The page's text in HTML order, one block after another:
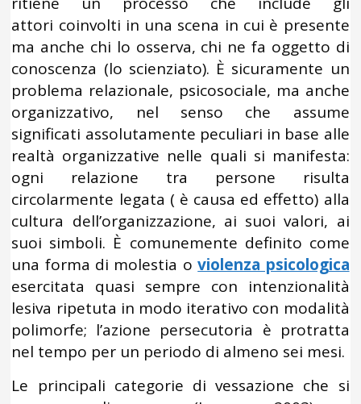
attori coinvolti in una scena in cui è presente
ma anche chi lo osserva, chi ne fa oggetto di
conoscenza (lo scienziato). È sicuramente un
problema relazionale, psicosociale, ma anche
organizzativo, nel senso che assume
significati assolutamente peculiari in base alle
realtà organizzative nelle quali si manifesta:
ogni relazione tra persone risulta
circolarmente legata ( è causa ed effetto) alla
cultura dell’organizzazione, ai suoi valori, ai
suoi simboli. È comunemente definito come
una forma di molestia oviolenza psicologica
esercitata quasi sempre con intenzionalità
lesiva ripetuta in modo iterativo con modalità
polimorfe; l’azione persecutoria è protratta
nel tempo per un periodo di almeno sei mesi.
Le principali categorie di vessazione che si